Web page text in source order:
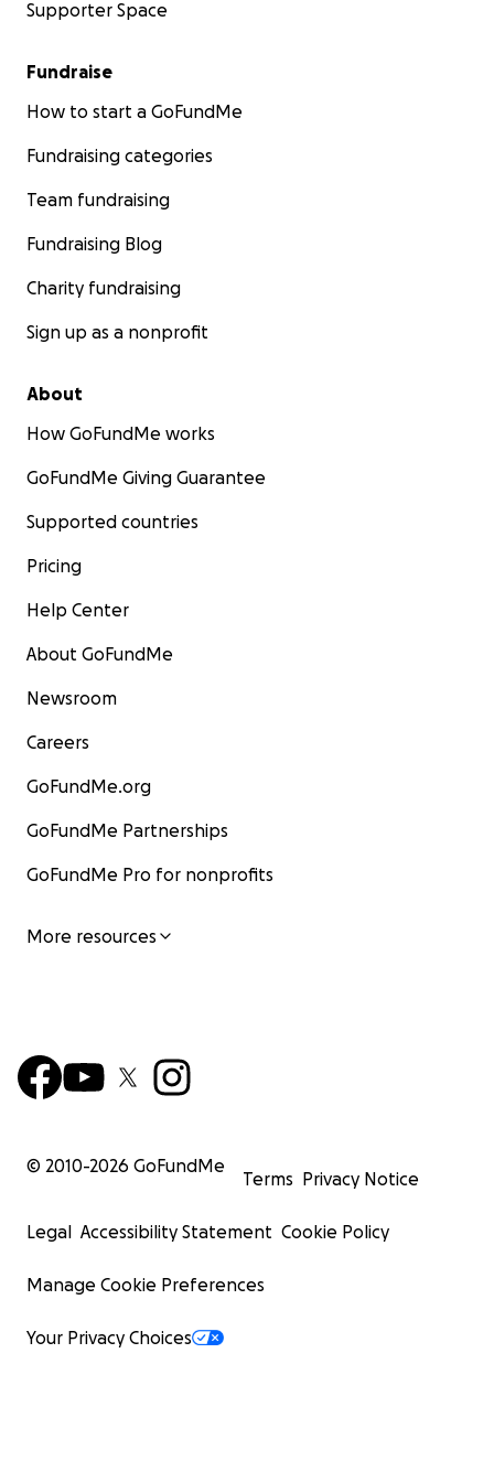
Supporter Space
Fundraise
How to start a GoFundMe
Fundraising categories
Team fundraising
Fundraising Blog
Charity fundraising
Sign up as a nonprofit
About
How GoFundMe works
GoFundMe Giving Guarantee
Supported countries
Pricing
Help Center
About GoFundMe
Newsroom
Careers
GoFundMe.org
GoFundMe Partnerships
GoFundMe Pro for nonprofits
More resources
© 2010-2026 GoFundMe
Terms Privacy Notice
Legal Accessibility Statement Cookie Policy
Manage Cookie Preferences
Your Privacy Choices